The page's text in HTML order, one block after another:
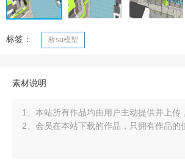
标签： 桥su模型
素材说明
1、本站所有作品均由用户主动提供并上
2、会员在本站下载的作品，只拥有作品